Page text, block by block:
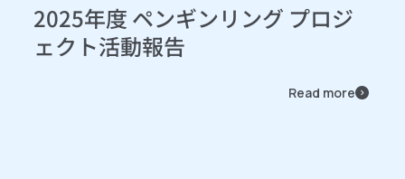
2025年度 ペンギンリング プロジ
ェクト活動報告
Read more